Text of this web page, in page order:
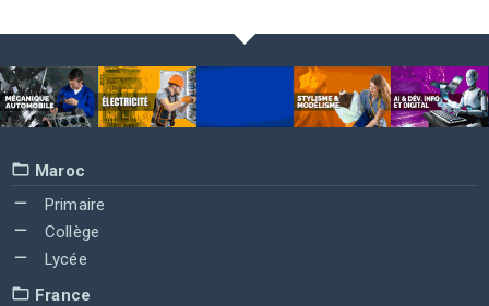
Maroc
Primaire
Collège
Lycée
France